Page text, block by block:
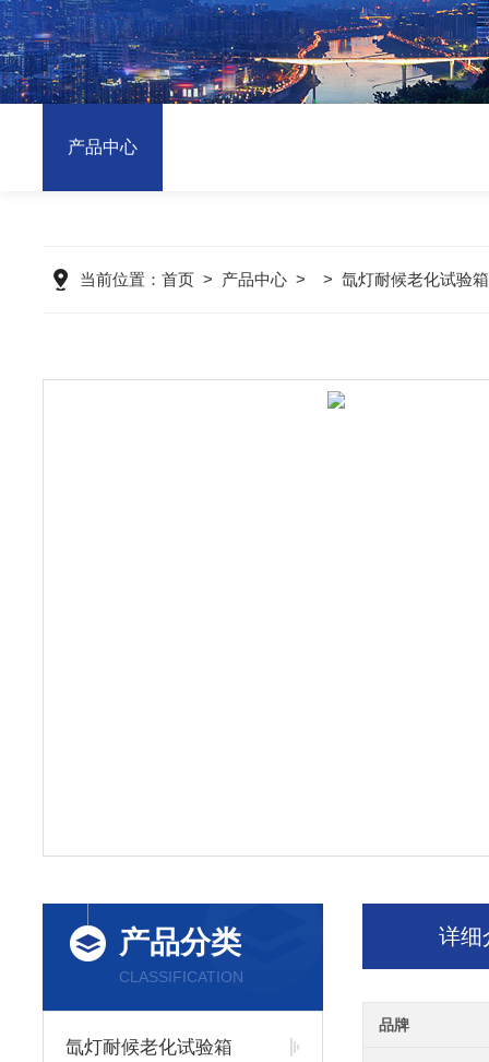
产品中心
当前位置： 首页 > 产品中心 > > 氙灯耐候老化试验箱
产品分类
CLASSIFICATION
氙灯耐候老化试验箱
详细
品牌